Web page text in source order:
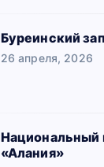
Буреинский
26 апреля, 2026
Национальный
«Алания»